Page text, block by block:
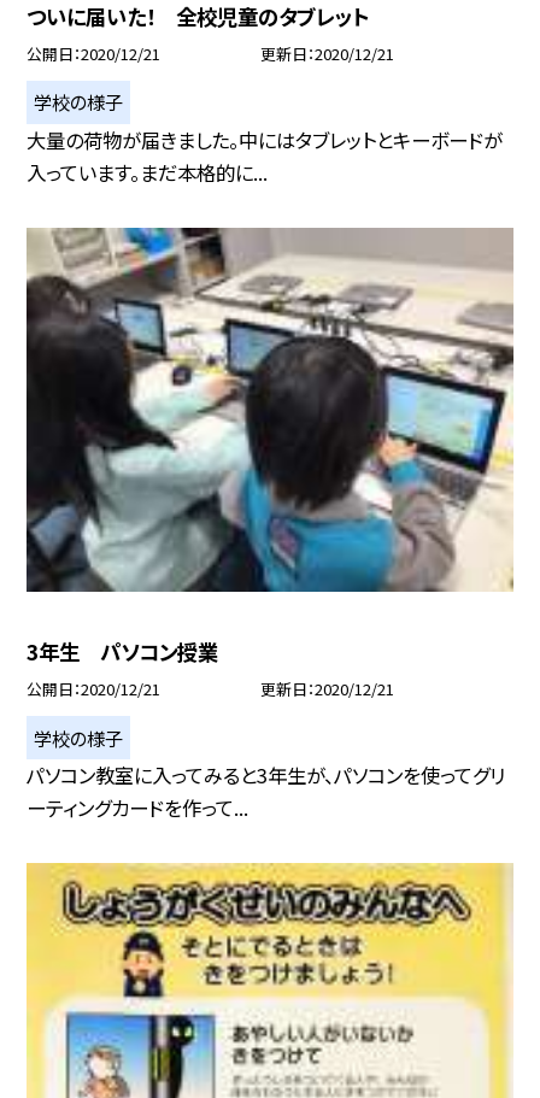
ついに届いた！ 全校児童のタブレット
公開日 2020/12/21 更新日 2020/12/21
学校の様子
大量の荷物が届きました。中にはタブレットとキーボードが
入っています。まだ本格的に...
3年生 パソコン授業
公開日 2020/12/21 更新日 2020/12/21
学校の様子
パソコン教室に入ってみると3年生が、パソコンを使ってグリ
ーティングカードを作って...